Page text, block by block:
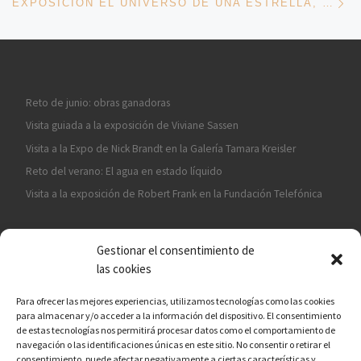
Gestionar el consentimiento de
las cookies
Para ofrecer las mejores experiencias, utilizamos tecnologías como las cookies
para almacenar y/o acceder a la información del dispositivo. El consentimiento
de estas tecnologías nos permitirá procesar datos como el comportamiento de
navegación o las identificaciones únicas en este sitio. No consentir o retirar el
EXPOSICIÓN EL UNIVERSO DE UNA ESTRELLA, OUKA LEELE (REAL SOCIEDAD FOTOGRÁFICA)
Reto de junio: obras ganadoras
Visita guiada a la exposición de Viviane Sassen
Visita a la Expo de Nick Brandt en la Galería Tamara Kreisler
Reto del verano: El agua en estado líquido
Visita a la exposición de Robert Frank en la Fundación Telefónica
¡ASÓCIATE A CÁMARA EN MANO!